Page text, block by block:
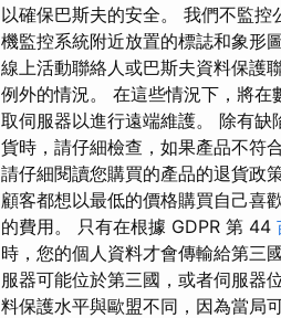
以確保巴斯夫的安全。 我們不監
機監控系統附近放置的標誌和象形
線上活動聯絡人或巴斯夫資料保護
例外的情況。 在這些情況下，將
取伺服器以進行遠端維護。 除有
貨時，請仔細檢查，如果產品不符
請仔細閱讀您購買的產品的退貨政
顧客都想以最低的價格購買自己喜
的費用。 只有在根據 GDPR 第 44
時，您的個人資料才會傳輸給第三
服器可能位於第三國，或者伺服器
料保護水平與歐盟不同，因為當局